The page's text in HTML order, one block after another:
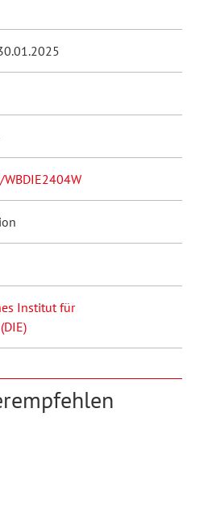
Institut für